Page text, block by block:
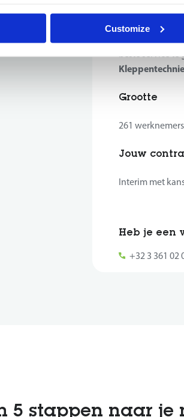
Customize
De sectoren
modificaties en
Zij laten niets
beste service
Grootte
261 werknemers
Jouw
Interim met
Heb je een
+32 3 361 02
5 stappen naar je